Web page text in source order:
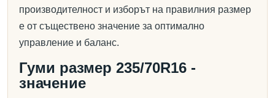
производителност и изборът на правилния размер
е от съществено значение за оптимално
управление и баланс.
Гуми размер 235/70R16 -
значение